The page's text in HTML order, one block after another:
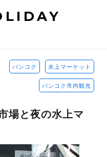
バンコク 水上マーケット
バンコク市内観光
場と夜の水上マ